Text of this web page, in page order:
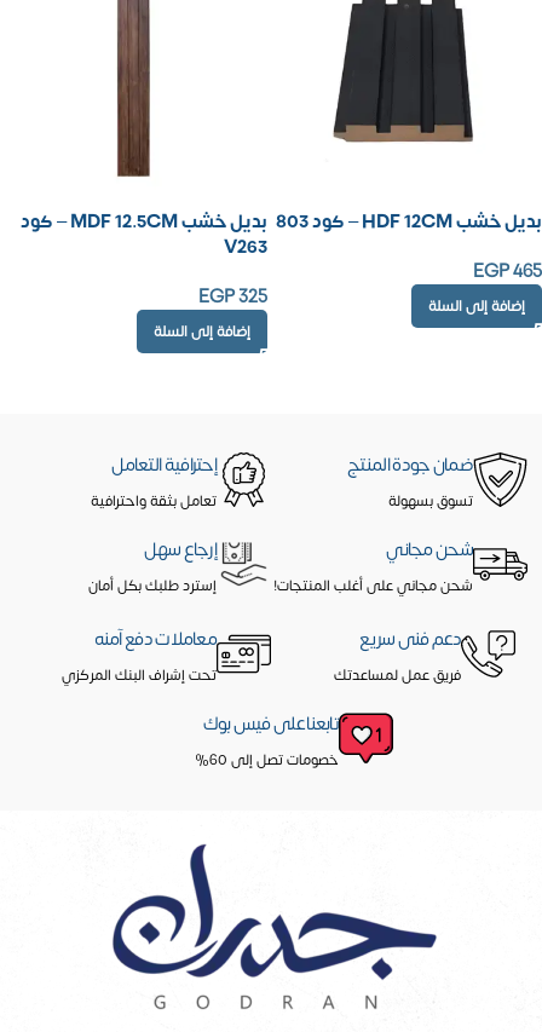
بديل خشب HDF 12CM – كود 803
EGP465
إضافة إلى السلة
بديل خشب MDF 12.5CM – كود
V263
EGP325
إضافة إلى السلة
ضمان جودة المنتج
تسوق بسهولة
إحترافية التعامل
تعامل بثقة واحترافية
شحن مجاني
شحن مجاني على أغلب المنتجات!
إرجاع سهل
إسترد طلبك بكل أمان
دعم فنى سريع
فريق عمل لمساعدتك
معاملات دفع آمنه
تحت إشراف البنك المركزي
تابعنا على فيس بوك
خصومات تصل إلى 60%